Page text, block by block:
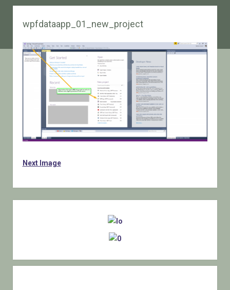
twitterfacebook
email-form
Chi sono
Contatto
wpfdataapp_01_new_project
Next Image